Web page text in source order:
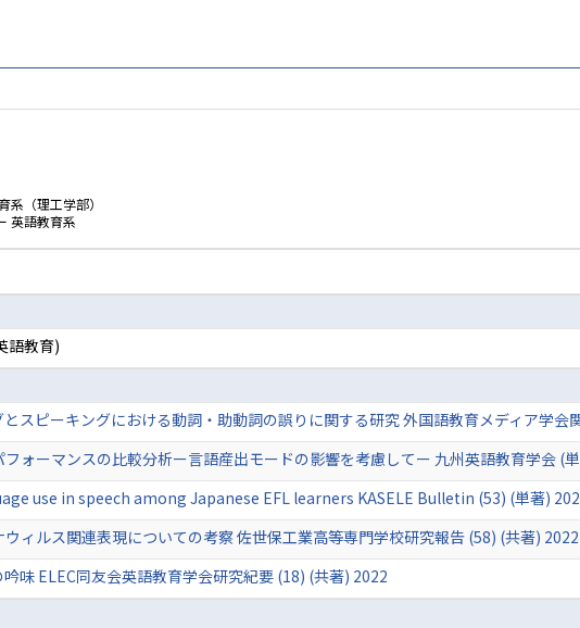
系（理工学部）
英語教育系
語教育)
スピーキングにおける動詞・助動詞の誤りに関する研究 外国語教育メディア学会
ォーマンスの比較分析ー言語産出モードの影響を考慮してー 九州英語教育学会 (
use in speech among Japanese EFL learners KASELE Bulletin (53) (単著)
ィルス関連表現についての考察 佐世保工業高等専門学校研究報告 (58) (共著) 2022
味 ELEC同友会英語教育学会研究紀要 (18) (共著) 2022